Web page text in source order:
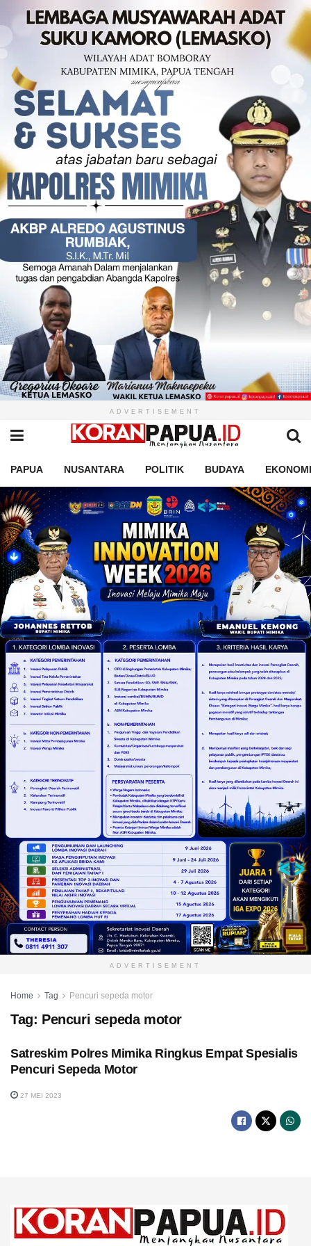
ADVERTISEMENT
PAPUA NUSANTARA POLITIK BUDAYA EKONOMI
ADVERTISEMENT
Home Tag Pencuri sepeda motor
Tag: Pencuri sepeda motor
Satreskim Polres Mimika Ringkus Empat Spesialis
Pencuri Sepeda Motor
27 MEI 2023